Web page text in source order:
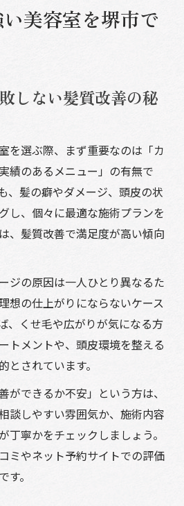
美容室を堺市で賢く見つけ
れる上質なヘアケアの魅力
提案するダメージケアと美
美容室で楽しむ贅沢ヘアケ
が教える美髪を保つコツと
やすい堺市のヘアケア充実美
できる美容室選びの秘訣
意な美容室の選び方を伝授
美容室でくせ毛の悩みを解
る美容室のくせ毛ケア体験
が語るくせ毛対策とヘアケ
美容室を堺市で
しない髪質改善の秘
を選ぶ際、まず重要なのは「カ
績のあるメニュー」の有無で
、髪の癖やダメージ、頭皮の状
し、個々に最適な施術プランを
、髪質改善で満足度が高い傾向
ジの原因は一人ひとり異なるた
想の仕上がりにならないケース
、くせ毛や広がりが気になる方
トメントや、頭皮環境を整える
とされています。
ができるか不安」という方は、
談しやすい雰囲気か、施術内容
丁寧かをチェックしましょう。
ミやネット予約サイトでの評価
。